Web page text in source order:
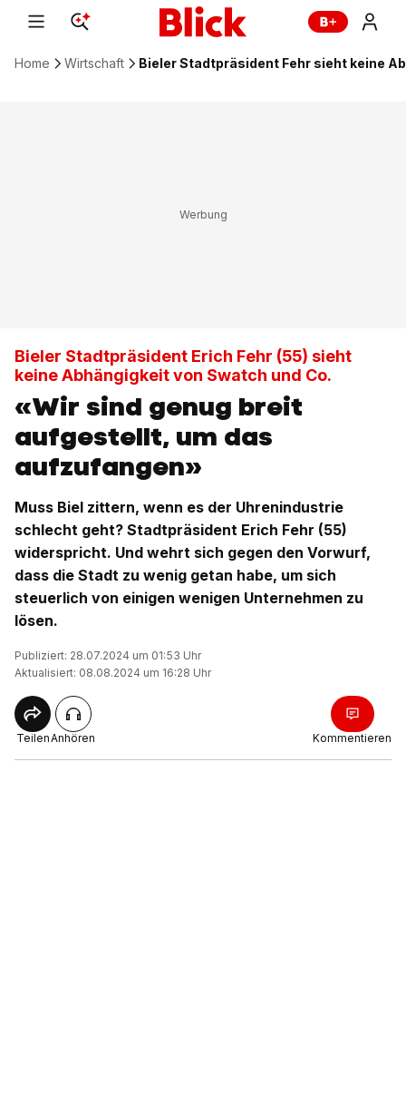
Home Wirtschaft Bieler Stadtpräsident Fehr sieht keine
Bieler Stadtpräsident Erich Fehr (55) sieht
keine Abhängigkeit von Swatch und Co.
«Wir sind genug breit
aufgestellt, um das
aufzufangen»
Muss Biel zittern, wenn es der Uhrenindustrie
schlecht geht? Stadtpräsident Erich Fehr (55)
widerspricht. Und wehrt sich gegen den Vorwurf,
dass die Stadt zu wenig getan habe, um sich
steuerlich von einigen wenigen Unternehmen zu
lösen.
Publiziert: 28.07.2024 um 01:53 Uhr
Aktualisiert: 08.08.2024 um 16:28 Uhr
TeilenAnhören Kommentieren